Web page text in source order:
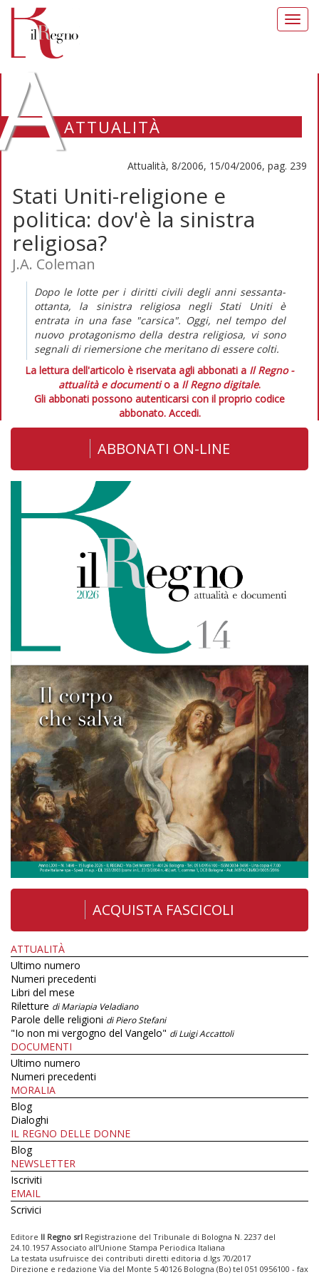
ATTUALITÀ
Attualità, 8/2006, 15/04/2006, pag. 239
Stati Uniti-religione e
politica: dov'è la sinistra
religiosa?
J.A. Coleman
Dopo le lotte per i diritti civili degli anni sessanta-
ottanta, la sinistra religiosa negli Stati Uniti è
entrata in una fase "carsica". Oggi, nel tempo del
nuovo protagonismo della destra religiosa, vi sono
segnali di riemersione che meritano di essere colti.
La lettura dell'articolo è riservata agli abbonati a Il Regno -
attualità e documentio a Il Regno digitale.
Gli abbonati possono autenticarsi con il proprio codice
abbonato. Accedi.
ABBONATI ON-LINE
ACQUISTA FASCICOLI
ATTUALITÀ
Ultimo numero
Numeri precedenti
Libri del mese
Riletture di Mariapia Veladiano
Parole delle religioni di Piero Stefani
"Io non mi vergogno del Vangelo" di Luigi Accattoli
DOCUMENTI
Ultimo numero
Numeri precedenti
MORALIA
Blog
Dialoghi
IL REGNO DELLE DONNE
Blog
NEWSLETTER
Iscriviti
EMAIL
Scrivici
Editore Il Regno srl Registrazione del Tribunale di Bologna N. 2237 del
24.10.1957 Associato all’Unione Stampa Periodica Italiana
La testata usufruisce dei contributi diretti editoria d.lgs 70/2017
Direzione e redazione Via del Monte 5 40126 Bologna (Bo) tel 051 0956100 - fax